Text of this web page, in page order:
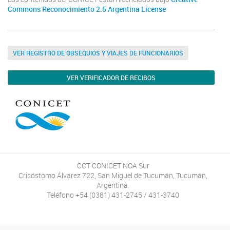
Commons Reconocimiento 2.5 Argentina License
VER REGISTRO DE OBSEQUIOS Y VIAJES DE FUNCIONARIOS
VER VERIFICADOR DE RECIBOS
CCT CONICET NOA Sur
Crisóstomo Álvarez 722, San Miguel de Tucumán, Tucumán,
Argentina.
Teléfono +54 (0381) 431-2745 / 431-3740